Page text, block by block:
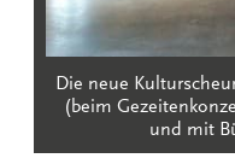
Die neue
(beim
und mit